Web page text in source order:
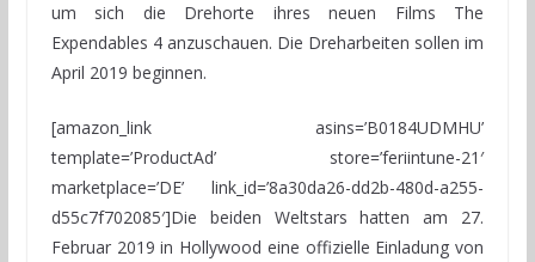
um sich die Drehorte ihres neuen Films The
Expendables 4 anzuschauen. Die Dreharbeiten sollen im
April 2019 beginnen.
[amazon_link asins=’B0184UDMHU’
template=’ProductAd’ store=’feriintune-21′
marketplace=’DE’ link_id=’8a30da26-dd2b-480d-a255-
d55c7f702085′]Die beiden Weltstars hatten am 27.
Februar 2019 in Hollywood eine offizielle Einladung von